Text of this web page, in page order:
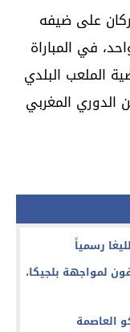
على ضيفه
في المباراة
الملعب البلدي
الدوري المغربي
رسمياً
لمواجهة بلجيكا،
العاصمة